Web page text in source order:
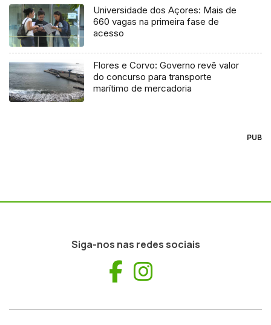
Universidade dos Açores: Mais de
660 vagas na primeira fase de
acesso
Flores e Corvo: Governo revê valor
do concurso para transporte
marítimo de mercadoria
PUB
Siga-nos nas redes sociais
Facebook